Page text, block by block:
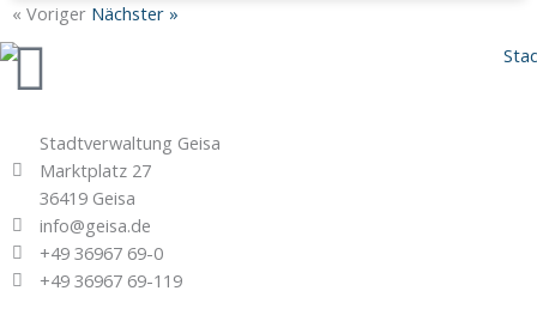
« Voriger Nächster »
Stadtverwaltung Geisa
Marktplatz 27
36419 Geisa
info@geisa.de
+49 36967 69-0
+49 36967 69-119